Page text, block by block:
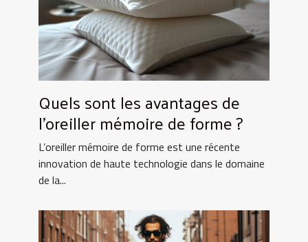
Quels sont les avantages de
l’oreiller mémoire de forme ?
L’oreiller mémoire de forme est une récente
innovation de haute technologie dans le domaine
de la...